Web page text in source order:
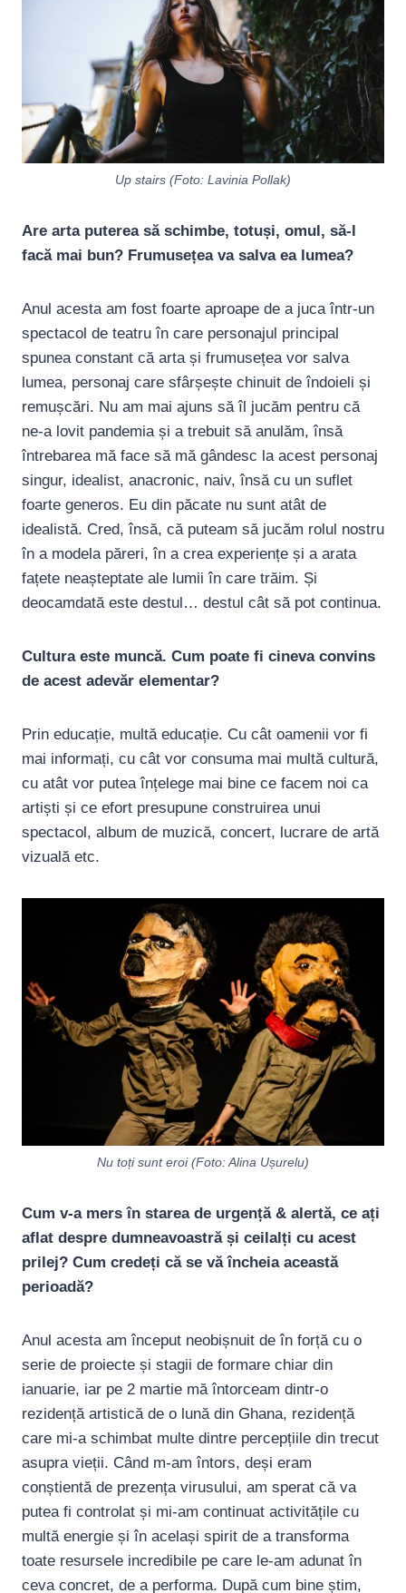
Up stairs (Foto: Lavinia Pollak)
Are arta puterea să schimbe, totuși, omul, să-l
facă mai bun? Frumusețea va salva ea lumea?
Anul acesta am fost foarte aproape de a juca într-un
spectacol de teatru în care personajul principal
spunea constant că arta și frumusețea vor salva
lumea, personaj care sfârșește chinuit de îndoieli și
remușcări. Nu am mai ajuns să îl jucăm pentru că
ne-a lovit pandemia și a trebuit să anulăm, însă
întrebarea mă face să mă gândesc la acest personaj
singur, idealist, anacronic, naiv, însă cu un suflet
foarte generos. Eu din păcate nu sunt atât de
idealistă. Cred, însă, că puteam să jucăm rolul nostru
în a modela păreri, în a crea experiențe și a arata
fațete neașteptate ale lumii în care trăim. Și
deocamdată este destul… destul cât să pot continua.
Cultura este muncă. Cum poate fi cineva convins
de acest adevăr elementar?
Prin educație, multă educație. Cu cât oamenii vor fi
mai informați, cu cât vor consuma mai multă cultură,
cu atât vor putea înțelege mai bine ce facem noi ca
artiști și ce efort presupune construirea unui
spectacol, album de muzică, concert, lucrare de artă
vizuală etc.
Nu toți sunt eroi (Foto: Alina Ușurelu)
Cum v-a mers în starea de urgență & alertă, ce ați
aflat despre dumneavoastră și ceilalți cu acest
prilej? Cum credeți că se vă încheia această
perioadă?
Anul acesta am început neobișnuit de în forță cu o
serie de proiecte și stagii de formare chiar din
ianuarie, iar pe 2 martie mă întorceam dintr-o
rezidență artistică de o lună din Ghana, rezidență
care mi-a schimbat multe dintre percepțiile din trecut
asupra vieții. Când m-am întors, deși eram
conștientă de prezența virusului, am sperat că va
putea fi controlat și mi-am continuat activitățile cu
multă energie și în același spirit de a transforma
toate resursele incredibile pe care le-am adunat în
ceva concret, de a performa. După cum bine știm,